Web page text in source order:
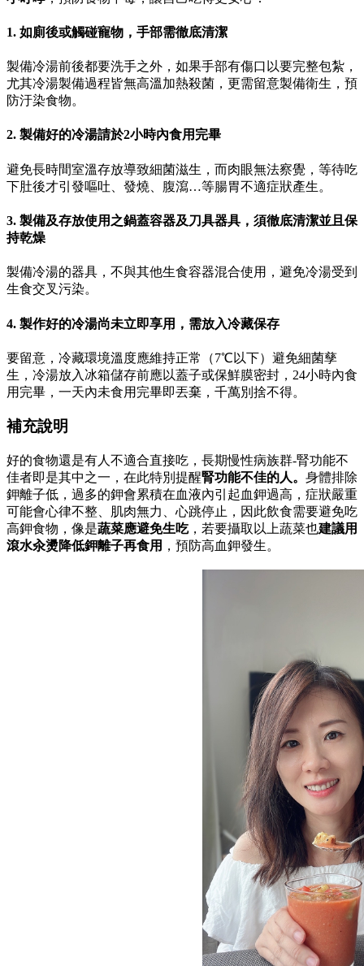
1. 如廁後或觸碰寵物，手部需徹底清潔
製備冷湯前後都要洗手之外，如果手部有傷口以要完整包紮，
尤其冷湯製備過程皆無高溫加熱殺菌，更需留意製備衛生，預
防汙染食物。
2. 製備好的冷湯請於2小時內食用完畢
避免長時間室溫存放導致細菌滋生，而肉眼無法察覺，等待吃
下肚後才引發嘔吐、發燒、腹瀉…等腸胃不適症狀產生。
3. 製備及存放使用之鍋蓋容器及刀具器具，須徹底清潔並且保
持乾燥
製備冷湯的器具，不與其他生食容器混合使用，避免冷湯受到
生食交叉污染。
4. 製作好的冷湯尚未立即享用，需放入冷藏保存
要留意，冷藏環境溫度應維持正常（7℃以下）避免細菌孳
生，冷湯放入冰箱儲存前應以蓋子或保鮮膜密封，24小時內食
用完畢，一天內未食用完畢即丟棄，千萬別捨不得。
補充說明
好的食物還是有人不適合直接吃，長期慢性病族群-腎功能不
佳者即是其中之一，在此特別提醒腎功能不佳的人。 身體排除
鉀離子低，過多的鉀會累積在血液內引起血鉀過高，症狀嚴重
可能會心律不整、肌肉無力、心跳停止，因此飲食需要避免吃
高鉀食物，像是蔬菜應避免生吃，若要攝取以上蔬菜也建議用
滾水汆燙降低鉀離子再食用 ，預防高血鉀發生。